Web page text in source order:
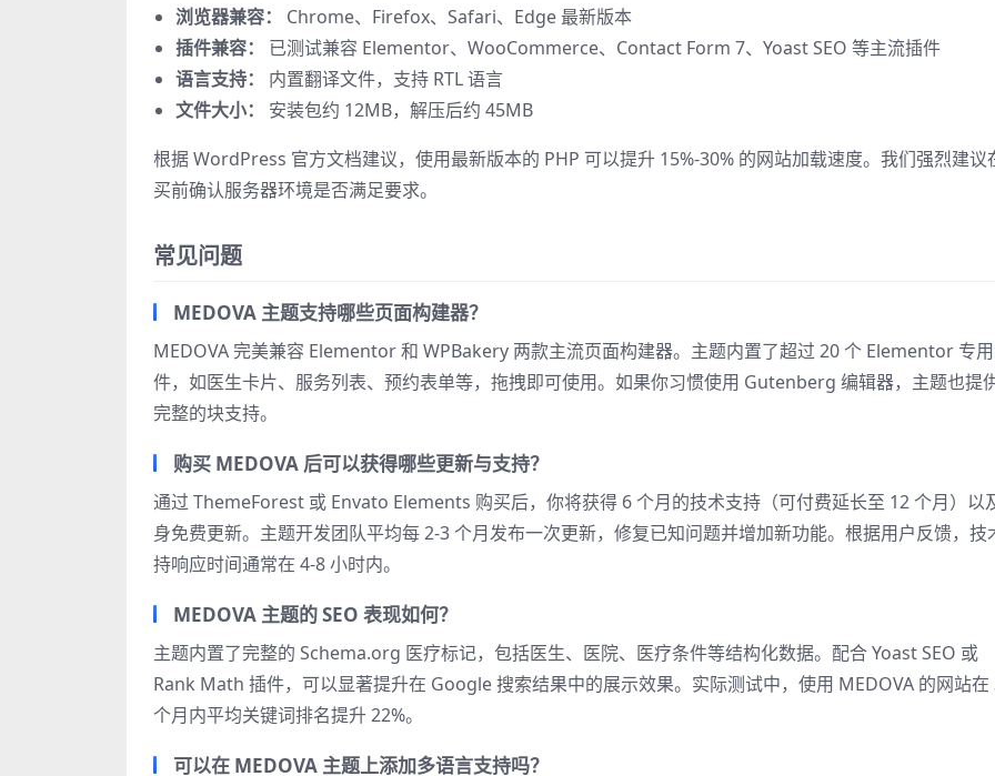
浏览器兼容：
Chrome、Firefox、Safari、Edge 最新版本
插件兼容：
已测试兼容 Elementor、WooCommerce、Contact Form 7、Yoast SEO 等主流插件
语言支持：
内置翻译文件，支持 RTL 语言
文件大小：
安装包约 12MB，解压后约 45MB
根据 WordPress 官方文档建议，使用最新版本的 PHP 可以提升 15%-30% 的网站加载速度。我们强烈建议
买前确认服务器环境是否满足要求。
常见问题
MEDOVA 主题支持哪些页面构建器？
MEDOVA 完美兼容 Elementor 和 WPBakery 两款主流页面构建器。主题内置了超过 20 个 Elementor 专
件，如医生卡片、服务列表、预约表单等，拖拽即可使用。如果你习惯使用 Gutenberg 编辑器，主题也提
完整的块支持。
购买 MEDOVA 后可以获得哪些更新与支持？
通过 ThemeForest 或 Envato Elements 购买后，你将获得 6 个月的技术支持（可付费延长至 12 个月）以
身免费更新。主题开发团队平均每 2-3 个月发布一次更新，修复已知问题并增加新功能。根据用户反馈，技
持响应时间通常在 4-8 小时内。
MEDOVA 主题的 SEO 表现如何？
主题内置了完整的 Schema.org 医疗标记，包括医生、医院、医疗条件等结构化数据。配合 Yoast SEO 或
Rank Math 插件，可以显著提升在 Google 搜索结果中的展示效果。实际测试中，使用 MEDOVA 的网站在
个月内平均关键词排名提升 22%。
可以在 MEDOVA 主题上添加多语言支持吗？